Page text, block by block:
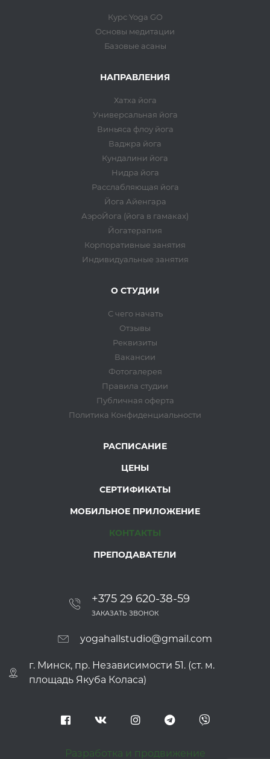
Курс Yoga GO
Основы медитации
Базовые асаны
НАПРАВЛЕНИЯ
Хатха йога
Универсальная йога
Виньяса флоу йога
Ваджра йога
Кундалини йога
Нидра йога
Расслабляющая йога
Йога Айенгара
АэроЙога (йога в гамаках)
Йогатерапия
Корпоративные занятия
Индивидуальные занятия
О СТУДИИ
С чего начать
Отзывы
Реквизиты
Вакансии
Фотогалерея
Правила студии
Публичная оферта
Политика Конфиденциальности
РАСПИСАНИЕ
ЦЕНЫ
СЕРТИФИКАТЫ
МОБИЛЬНОЕ ПРИЛОЖЕНИЕ
КОНТАКТЫ
ПРЕПОДАВАТЕЛИ
+375 29 620-38-59
ЗАКАЗАТЬ ЗВОНОК
yogahallstudio@gmail.com
г. Минск, пр. Независимости 51. (ст. м.
площадь Якуба Коласа)
Разработка и продвижение